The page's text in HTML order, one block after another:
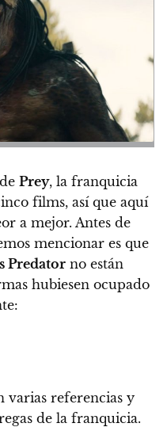
Prey, la franquicia
films, así que aquí
a mejor. Antes de
mencionar es que
Predator no están
hubiesen ocupado
varias referencias y
de la franquicia.